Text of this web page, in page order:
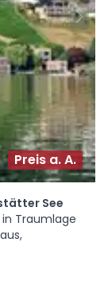
Preis a. A.
See
Traumlage